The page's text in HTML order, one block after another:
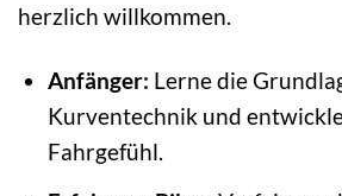
herzlich willkommen.
Anfänger: Lerne die
Kurventechnik und
Fahrgefühl.